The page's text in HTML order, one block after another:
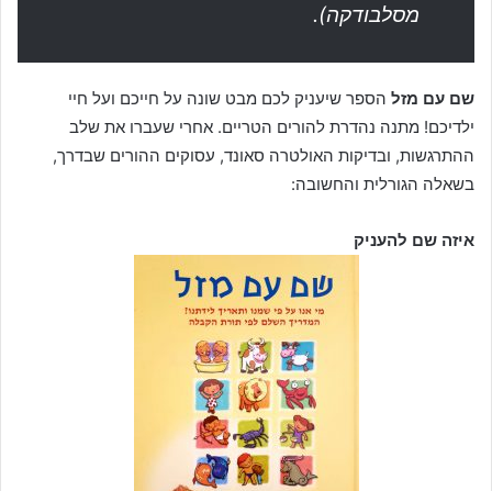
מסלבודקה).
שם עם מזל הספר שיעניק לכם מבט שונה על חייכם ועל חיי
ילדיכם! מתנה נהדרת להורים הטריים. אחרי שעברו את שלב
ההתרגשות, ובדיקות האולטרה סאונד, עסוקים ההורים שבדרך,
בשאלה הגורלית והחשובה:
איזה שם להעניק